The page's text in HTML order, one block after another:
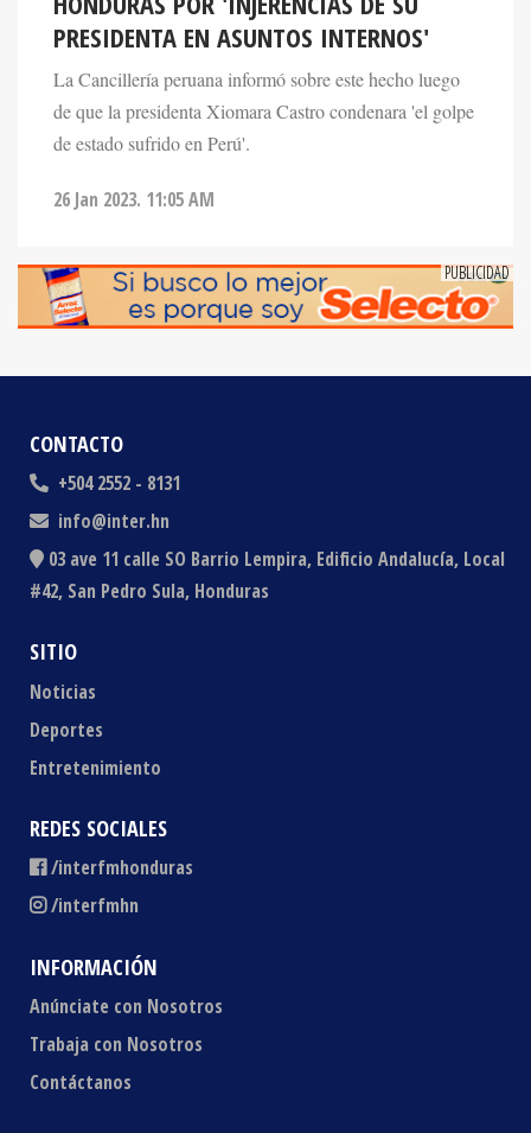
La Cancillería peruana informó sobre este hecho luego
de que la presidenta Xiomara Castro condenara 'el golpe
de estado sufrido en Perú'.
CONTACTO
+504 2552 - 8131
info@inter.hn
03 ave 11 calle SO Barrio Lempira, Edificio Andalucía, Local
#42, San Pedro Sula, Honduras
SITIO
Noticias
Deportes
Entretenimiento
REDES SOCIALES
/interfmhonduras
/interfmhn
INFORMACIÓN
Anúnciate con Nosotros
Trabaja con Nosotros
Contáctanos